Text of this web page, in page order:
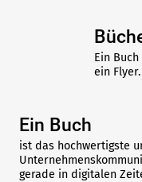
Ein
ein Flyer.
Ein Buch
ist das hochwertigste
gerade in digitalen